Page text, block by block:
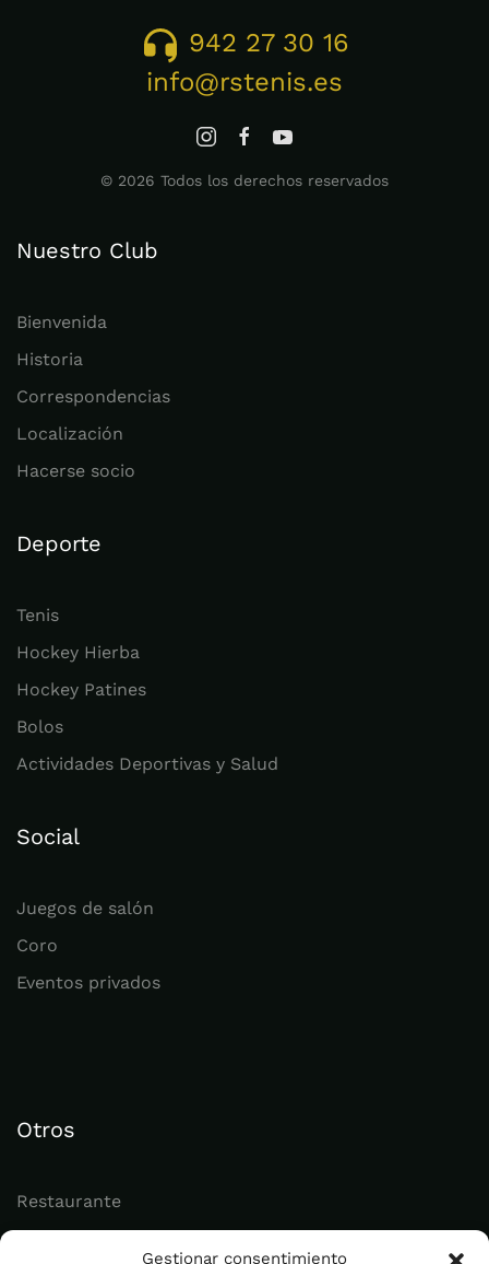
Gestionar consentimiento
942 27 30 16
info@rstenis.es
© 2026 Todos los derechos reservados
Nuestro Club
Bienvenida
Historia
Correspondencias
Localización
Hacerse socio
Deporte
Tenis
Hockey Hierba
Hockey Patines
Bolos
Actividades Deportivas y Salud
Social
Juegos de salón
Coro
Eventos privados
Otros
Restaurante